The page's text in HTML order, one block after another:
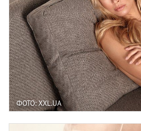
ФОТО: XXL.UA